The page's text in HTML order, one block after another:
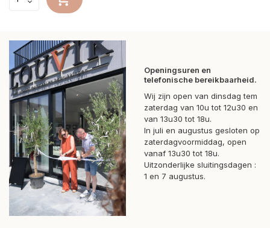
Openingsuren en
telefonische bereikbaarheid.
Wij zijn open van dinsdag tem
zaterdag van 10u tot 12u30 en
van 13u30 tot 18u.
In juli en augustus gesloten op
zaterdagvoormiddag, open
vanaf 13u30 tot 18u.
Uitzonderlijke sluitingsdagen :
1 en 7 augustus.